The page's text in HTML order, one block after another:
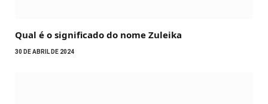
Qual é o significado do nome Zuleika
30 DE ABRIL DE 2024